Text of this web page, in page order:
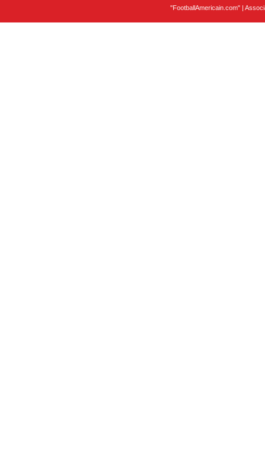
"FootballAmericain.com" |